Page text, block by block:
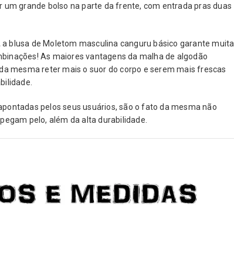
grande bolso na parte da frente, com entrada pras duas
blusa de Moletom masculina canguru básico garante muita
As maiores vantagens da malha de algodão
mesma reter mais o suor do corpo e serem mais frescas
pelos seus usuários, são o fato da mesma não
pelo, além da alta durabilidade.